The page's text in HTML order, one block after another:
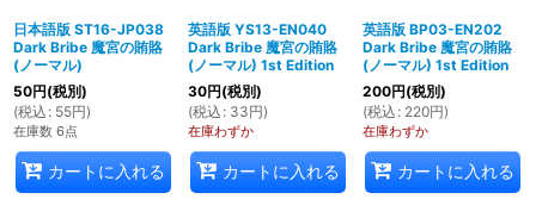
日本語版 ST16-JP038
Dark Bribe 魔宮の賄賂
(ノーマル)
50円(税別)
(税込 : 55円)
在庫数 6点
カートに入れる
英語版 YS13-EN040
Dark Bribe 魔宮の賄賂
(ノーマル) 1st Edition
30円(税別)
(税込 : 33円)
在庫わずか
カートに入れる
英語版 BP03-EN202
Dark Bribe 魔宮の賄賂
(ノーマル) 1st Edition
200円(税別)
(税込 : 220円)
在庫わずか
カートに入れる